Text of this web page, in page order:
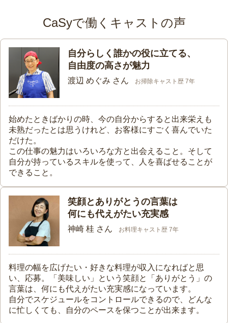
CaSyで働くキャストの声
自分らしく誰かの役に立てる、
自由度の高さが魅力
渡辺 めぐみ さん お掃除キャスト歴 7年
始めたときばかりの時、今の自分からすると出来栄えも
未熟だったとは思うけれど、お客様にすごく喜んでいた
だけた。
この仕事の魅力はいろいろな方と出会えること。そして
自分が持っているスキルを使って、人を喜ばせることが
できること。
笑顔とありがとうの言葉は
何にも代えがたい充実感
神崎 桂 さん お料理キャスト歴 7年
料理の幅を広げたい・好きな料理が収入になればと思
い、応募。「美味しい」という笑顔と「ありがとう」の
言葉は、何にも代えがたい充実感になっています。
自分でスケジュールをコントロールできるので、どんな
に忙しくても、自分のペースを保つことが出来ます。